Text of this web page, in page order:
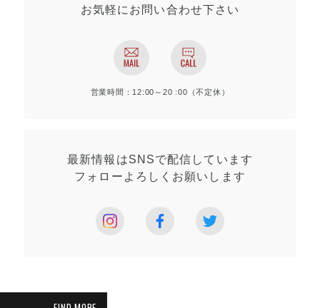
お気軽にお問い合わせ下さい
営業時間：12:00～20 :00（不定休）
最新情報はSNSで配信しています
フォローよろしく お願いします